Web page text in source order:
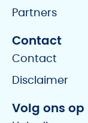
Partners
Contact
Contact
Disclaimer
Volg ons